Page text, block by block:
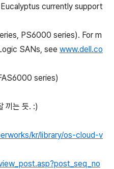
currently support
PS6000 series). For m
SANs, see www.dell.co
series)
끼는 듯. :)
kr/library/os-cloud-v